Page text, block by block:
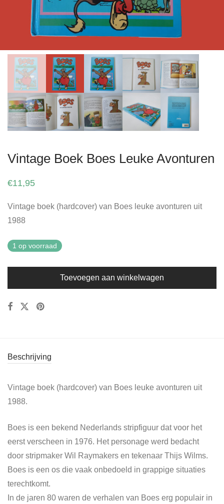
Vintage Boek Boes Leuke Avonturen
€11,95
Vintage boek (hardcover) van Boes leuke avonturen uit
1988
1 op voorraad
Toevoegen aan winkelwagen
Beschrijving
Vintage boek (hardcover) van Boes leuke avonturen uit
1988.
Boes is een bekend Nederlands stripfiguur dat voor het
eerst verscheen in 1976. Het personage werd bedacht
door stripmaker Wil Raymakers en tekenaar Thijs Wilms.
Boes is een os die vaak onbedoeld in grappige situaties
terechtkomt.
In de jaren 80 waren de verhalen van Boes erg populair in